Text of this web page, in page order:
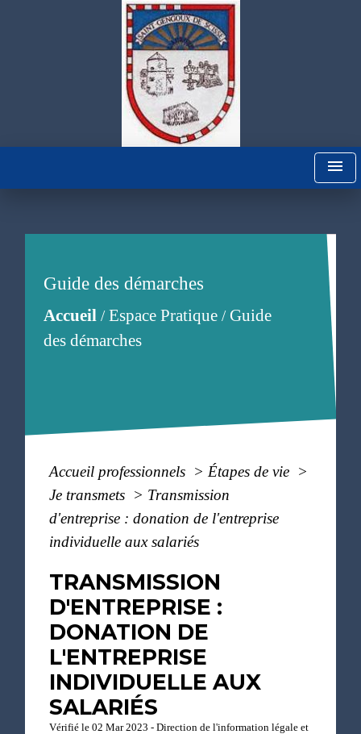
menu
Guide des démarches
Accueil/Espace Pratique/Guide
des démarches
Accueil professionnels > Étapes de vie >
Je transmets > Transmission
d'entreprise : donation de l'entreprise
individuelle aux salariés
TRANSMISSION
D'ENTREPRISE :
DONATION DE
L'ENTREPRISE
INDIVIDUELLE AUX
SALARIÉS
Vérifié le 02 Mar 2023 - Direction de l'information légale et